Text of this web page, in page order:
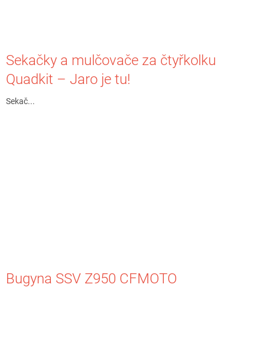
Sekačky a mulčovače za čtyřkolku
Quadkit – Jaro je tu!
Sekač...
Bugyna SSV Z950 CFMOTO